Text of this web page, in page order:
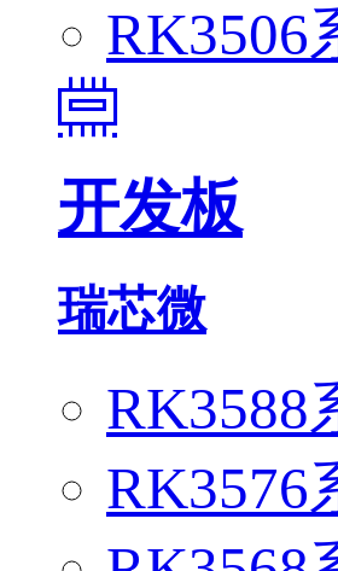
RK3506
开发板
瑞芯微
RK3588
RK3576